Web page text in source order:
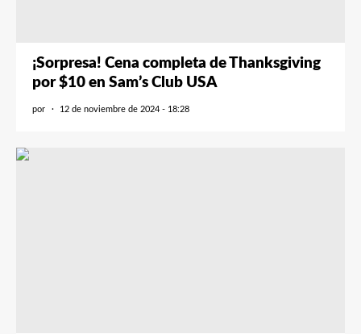
¡Sorpresa! Cena completa de Thanksgiving
por $10 en Sam’s Club USA
por 12 de noviembre de 2024 - 18:28